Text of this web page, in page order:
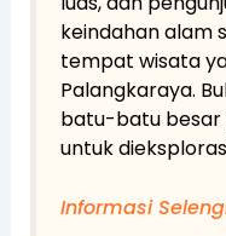
keindahan alam
tempat wisata
Palangkaraya.
batu-batu besar
untuk
Informasi